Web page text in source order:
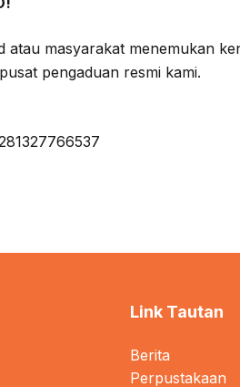
masyarakat menemukan
pengaduan resmi kami.
Link Tautan
Berita
Perpustakaan